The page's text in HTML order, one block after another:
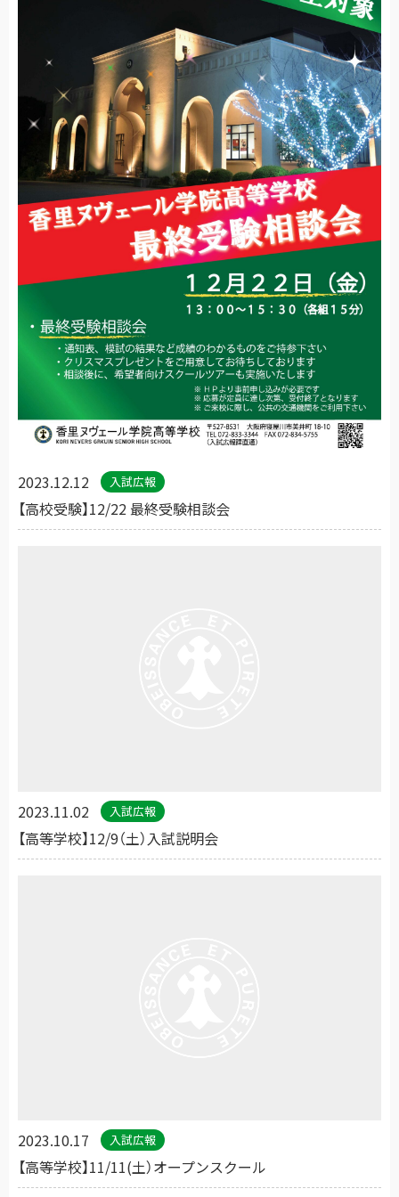
2023.12.12 入試広報
【高校受験】12/22 最終受験相談会
2023.11.02 入試広報
【高等学校】12/9（土）入試説明会
2023.10.17 入試広報
【高等学校】11/11(土）オープンスクール